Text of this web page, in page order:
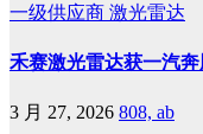
一级供应商 激光雷达
禾赛激光雷达获一汽
3 月 27, 2026 808, ab